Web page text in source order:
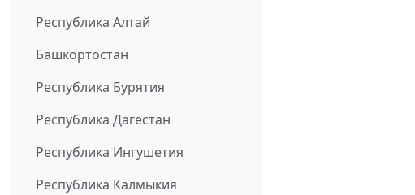
Республика Алтай
Башкортостан
Республика Бурятия
Республика Дагестан
Республика Ингушетия
Республика Калмыкия